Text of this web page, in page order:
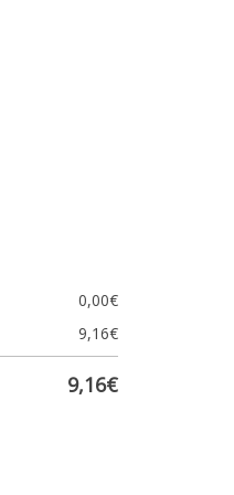
0,00€
9,16€
9,16€